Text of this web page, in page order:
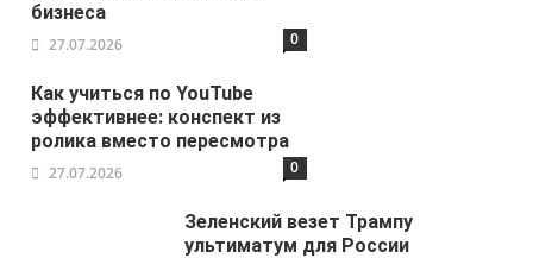
бизнеса
27.07.2026 0
Как учиться по YouTube
эффективнее: конспект из
ролика вместо пересмотра
27.07.2026 0
Зеленский везет Трампу
ультиматум для России